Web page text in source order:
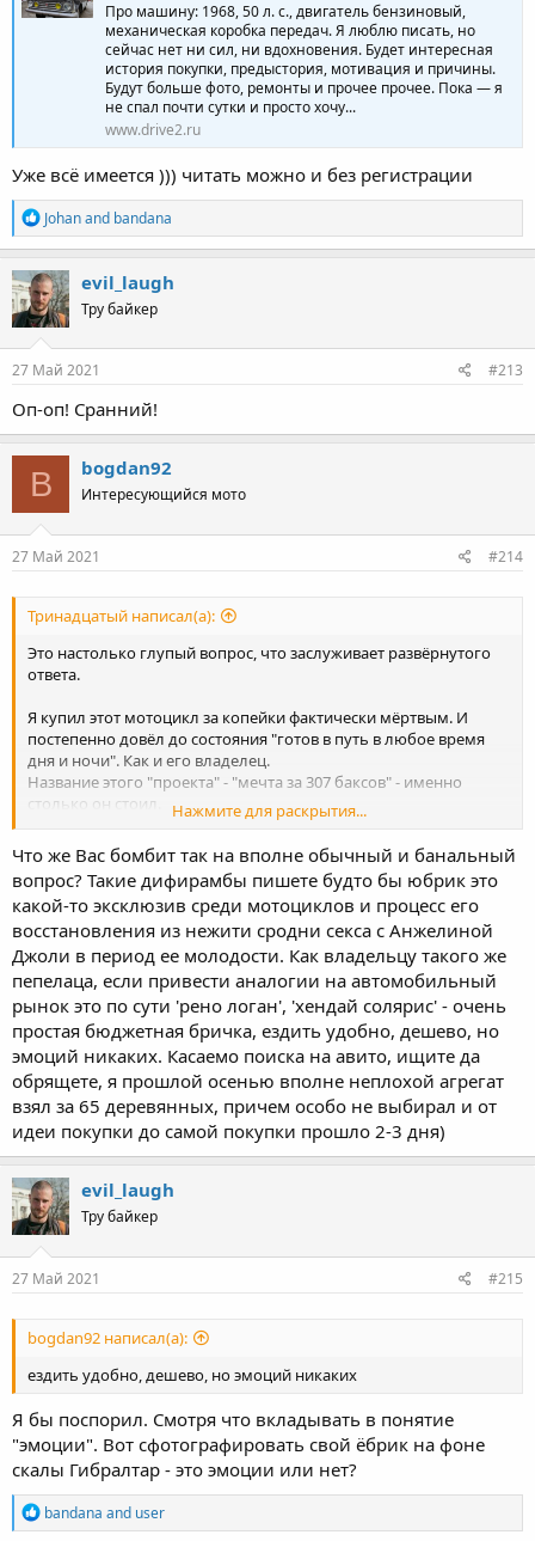
Про машину: 1968, 50 л. с., двигатель бензиновый,
механическая коробка передач. Я люблю писать, но
сейчас нет ни сил, ни вдохновения. Будет интересная
история покупки, предыстория, мотивация и причины.
Будут больше фото, ремонты и прочее прочее. Пока — я
не спал почти сутки и просто хочу...
www.drive2.ru
Уже всё имеется ))) читать можно и без регистрации
R
e
a
c
t
i
o
n
s
Johanand bandana
evil_laugh
Тру байкер
27 Май 2021 #213
Оп-оп! Сранний!
B bogdan92
Интересующийся мото
27 Май 2021 #214
Тринадцатый написал(а):
Это настолько глупый вопрос, что заслуживает развёрнутого
ответа.
Я купил этот мотоцикл за копейки фактически мёртвым. И
постепенно довёл до состояния "готов в путь в любое время
дня и ночи". Как и его владелец.
Название этого "проекта" - "мечта за 307 баксов" - именно
столько он стоил.
Я кайфую хотя бы от разницы между первым постом и тем,
куда мотоцикл "добрался" к этому моменту.
Я кайфую от ковыряний с этим мотоциклом. Я кайфую от того,
что я за копейки могу позволить себе ездить где хочу и когда
хочу.
Я кайфую от того, что из трёх мотоциклов я могу выбрать
любой, но езжу на этом чаще всего.
Касательно математики.. все вложения, которые на данный
момент произошли "размазаны" по всему периоду владения.
Учитывая, что по моим прикидкам это даже не 40 тысяч рублей
- предлагаю зайти на Авито и найти там юбр за эти деньги.
Когда эта миссия покажется лёгкой , предлагаю договориться с
продавцом о рассрочке на пару лет.
Всю свою жизнь я делаю только то, чего мне хочется. Недавно
всего ? Всё те же вопросы про "логичность" поступка.
Как вы так живёте то, логичные и предприимчивые? Весело
вам ? Часто улыбаетесь ?
Нажмите для раскрытия...
Что же Вас бомбит так на вполне обычный и банальный
вопрос? Такие дифирамбы пишете будто бы юбрик это
какой-то эксклюзив среди мотоциклов и процесс его
восстановления из нежити сродни секса с Анжелиной
Джоли в период ее молодости. Как владельцу такого же
пепелаца, если привести аналогии на автомобильный
рынок это по сути 'рено логан', 'хендай солярис' - очень
простая бюджетная бричка, ездить удобно, дешево, но
эмоций никаких. Касаемо поиска на авито, ищите да
обрящете, я прошлой осенью вполне неплохой агрегат
взял за 65 деревянных, причем особо не выбирал и от
идеи покупки до самой покупки прошло 2-3 дня)
evil_laugh
Тру байкер
27 Май 2021 #215
bogdan92 написал(а):
ездить удобно, дешево, но эмоций никаких
Я бы поспорил. Смотря что вкладывать в понятие
"эмоции". Вот сфотографировать свой ёбрик на фоне
скалы Гибралтар - это эмоции или нет?
R
e
bandana and user